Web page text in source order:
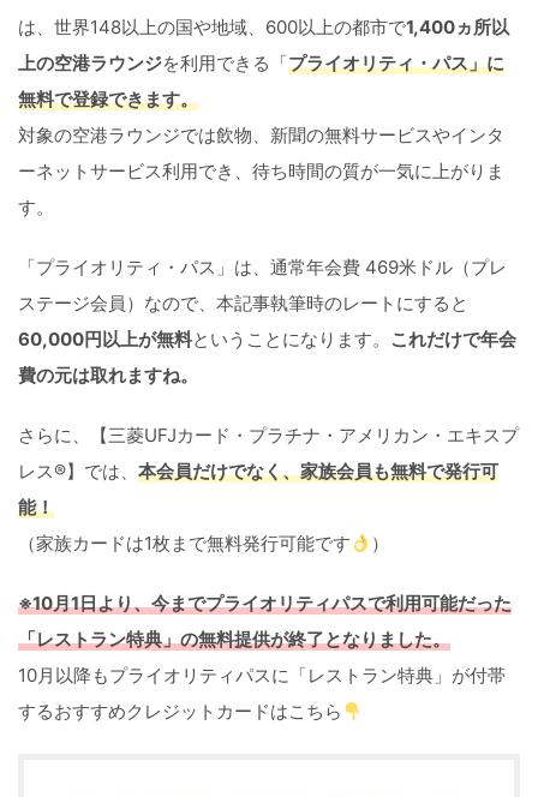
は、世界148以上の国や地域、600以上の都市で1,400ヵ所以
上の空港ラウンジを利用できる「プライオリティ・パス」に
無料で登録できます。
対象の空港ラウンジでは飲物、新聞の無料サービスやインタ
ーネットサービス利用でき、待ち時間の質が一気に上がりま
す。
「プライオリティ・パス」は、通常年会費 469米ドル（プレ
ステージ会員）なので、本記事執筆時のレートにすると
60,000円以上が無料ということになります。 これだけで年会
費の元は取れますね。
さらに、【三菱UFJカード・プラチナ・アメリカン・エキスプ
レス®】では、 本会員だけでなく、家族会員も無料で発行可
能！
（家族カードは1枚まで無料発行可能です
）
※10月1日より、今までプライオリティパスで利用可能だった
「レストラン特典」の無料提供が終了となりました。
10月以降もプライオリティパスに「レストラン特典」が付帯
するおすすめクレジットカードはこちら